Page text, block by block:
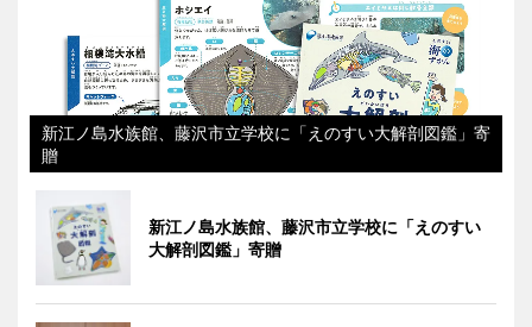
新江ノ島水族館、藤沢市立学校に「えのすい大解剖図鑑」寄
贈
新江ノ島水族館、藤沢市立学校に「えのすい
大解剖図鑑」寄贈